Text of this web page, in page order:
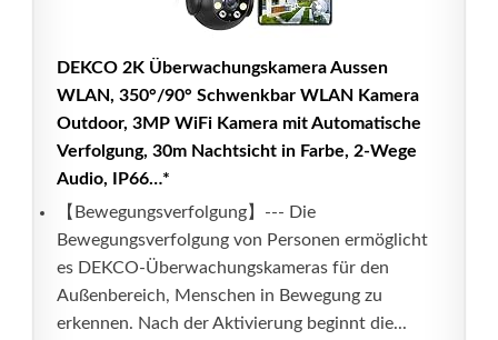
DEKCO 2K Überwachungskamera Aussen
WLAN, 350°/90° Schwenkbar WLAN Kamera
Outdoor, 3MP WiFi Kamera mit Automatische
Verfolgung, 30m Nachtsicht in Farbe, 2-Wege
Audio, IP66…*
【Bewegungsverfolgung】--- Die
Bewegungsverfolgung von Personen ermöglicht
es DEKCO-Überwachungskameras für den
Außenbereich, Menschen in Bewegung zu
erkennen. Nach der Aktivierung beginnt die...